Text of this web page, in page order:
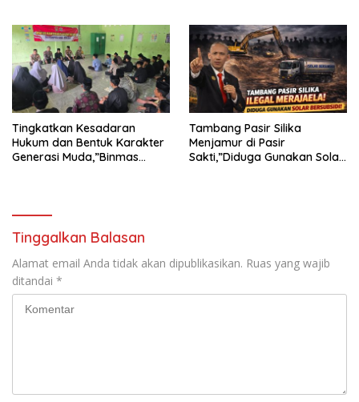
TERHADAP JURNALIS DI
PENGADILAN NEGERI
TANJUNG KARANG.
Tingkatkan Kesadaran
Hukum dan Bentuk Karakter
Generasi Muda,”Binmas
Tambang Pasir Silika
Menjamur di Pasir
Sakti,”Diduga Gunakan Solar
Tinggalkan Balasan
Alamat email Anda tidak akan dipublikasikan. Ruas yang wajib
ditandai *